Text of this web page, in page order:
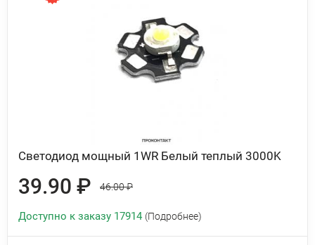
Светодиод мощный 1WR Белый теплый 3000K
39.90 ₽ 46.00 ₽
Доступно к заказу 17914 (Подробнее)